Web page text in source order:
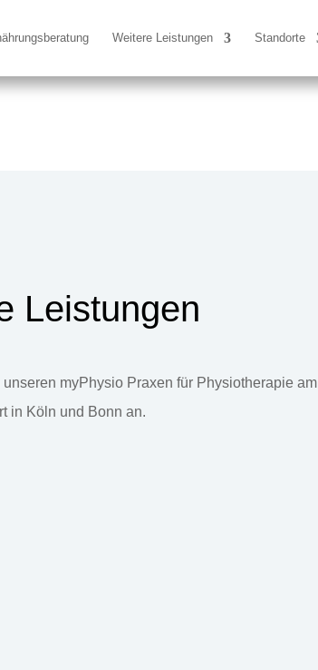
Weitere Leistungen Standorte
Leistungen
myPhysio Praxen für Physiotherapie am
in Köln und Bonn an.